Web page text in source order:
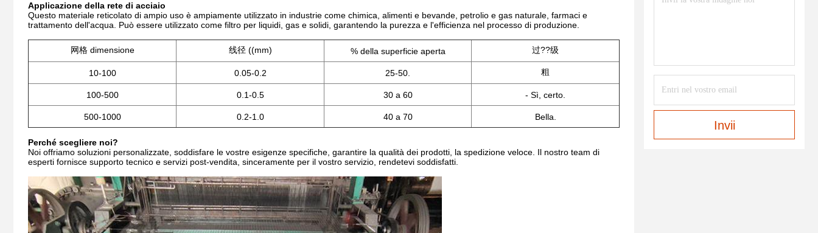
Applicazione della rete di acciaio
Questo materiale reticolato di ampio uso è ampiamente utilizzato in industrie come chimica, alimenti e bevande, petrolio e gas naturale, farmaci e
trattamento dell'acqua. Può essere utilizzato come filtro per liquidi, gas e solidi, garantendo la purezza e l'efficienza nel processo di produzione.
网格 dimensione 线径 ((mm) % della superficie aperta 过??级
10-100 0.05-0.2 25-50. 粗
100-500 0.1-0.5 30 a 60 - Sì, certo.
500-1000 0.2-1.0 40 a 70 Bella.
Perché scegliere noi?
Noi offriamo soluzioni personalizzate, soddisfare le vostre esigenze specifiche, garantire la qualità dei prodotti, la spedizione veloce. Il nostro team di
esperti fornisce supporto tecnico e servizi post-vendita, sinceramente per il vostro servizio, rendetevi soddisfatti.
Invii